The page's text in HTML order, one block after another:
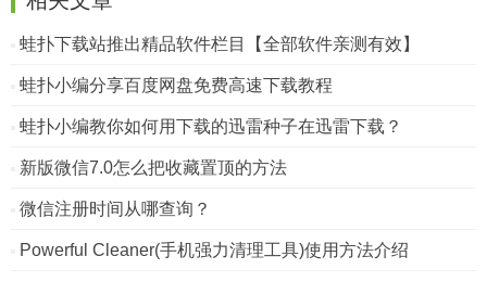
蛙扑下载站推出精品软件栏目【全部软件亲测有效】
蛙扑小编分享百度网盘免费高速下载教程
蛙扑小编教你如何用下载的迅雷种子在迅雷下载？
新版微信7.0怎么把收藏置顶的方法
微信注册时间从哪查询？
Powerful Cleaner(手机强力清理工具)使用方法介绍